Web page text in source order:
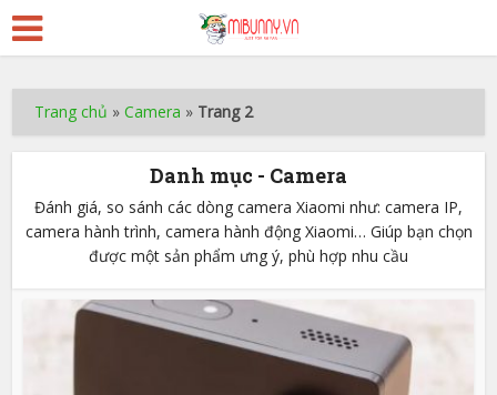
Trang chủ »Camera » Trang 2
Danh mục - Camera
Đánh giá, so sánh các dòng camera Xiaomi như: camera IP,
camera hành trình, camera hành động Xiaomi… Giúp bạn chọn
được một sản phẩm ưng ý, phù hợp nhu cầu